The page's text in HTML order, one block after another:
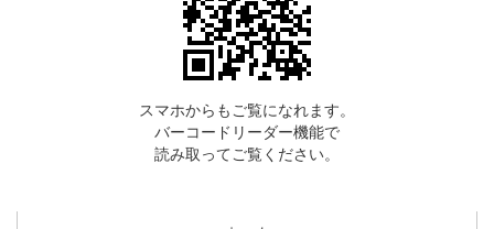
スマホからもご覧になれます。
バーコードリーダー機能で
読み取ってご覧ください。